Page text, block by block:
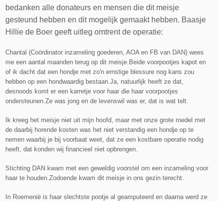
bedanken alle donateurs en mensen die dit meisje
gesteund hebben en dit mogelijk gemaakt hebben. Baasje
Hillie de Boer geeft uitleg omtrent de operatie:
Chantal (Coördinator inzameling goederen, AOA en FB van DAN) wees
me een aantal maanden terug op dit meisje. Beide voorpootjes kapot en
of ik dacht dat een hondje met zo'n ernstige blessure nog kans zou
hebben op een hondwaardig bestaan.Ja, natuurlijk heeft ze dat,
desnoods komt er een karretje voor haar die haar voorpootjes
ondersteunen.Ze was jong en de levenswil was er, dat is wat telt.
Ik kreeg het meisje niet uit mijn hoofd, maar met onze grote roedel met
de daarbij horende kosten was het niet verstandig een hondje op te
nemen waarbij je bij voorbaat weet, dat ze een kostbare operatie nodig
heeft, dat konden wij financieel niet opbrengen.
Stichting DAN kwam met een geweldig voorstel om een inzameling voor
haar te houden.Zodoende kwam dit meisje in ons gezin terecht.
In Roemenië is haar slechtste pootje al geamputeerd en daarna werd ze